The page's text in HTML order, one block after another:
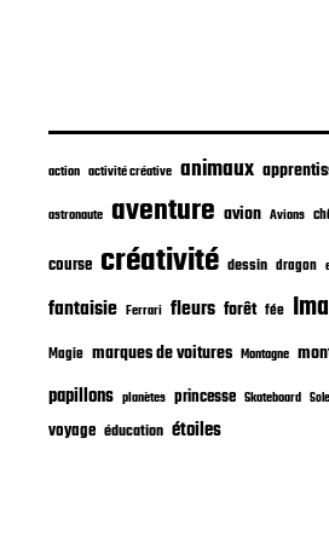
action activité créative animaux
astronaute aventure avion Avions
course créativité dessin dragon
fantaisie Ferrari fleurs forêt fée
Magie marques de voitures Montagne
papillons planètes princesse Skateboard
voyage éducation étoiles